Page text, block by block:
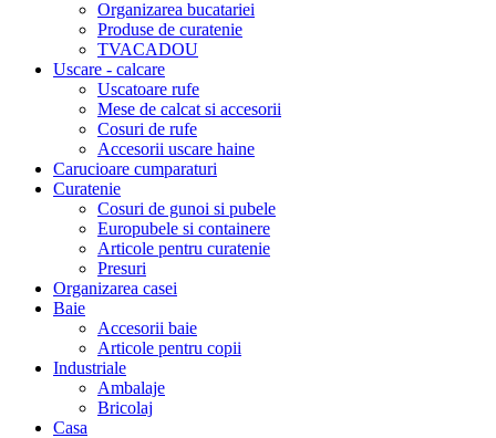
Organizarea bucatariei
Produse de curatenie
TVACADOU
Uscare - calcare
Uscatoare rufe
Mese de calcat si accesorii
Cosuri de rufe
Accesorii uscare haine
Carucioare cumparaturi
Curatenie
Cosuri de gunoi si pubele
Europubele si containere
Articole pentru curatenie
Presuri
Organizarea casei
Baie
Accesorii baie
Articole pentru copii
Industriale
Ambalaje
Bricolaj
Casa